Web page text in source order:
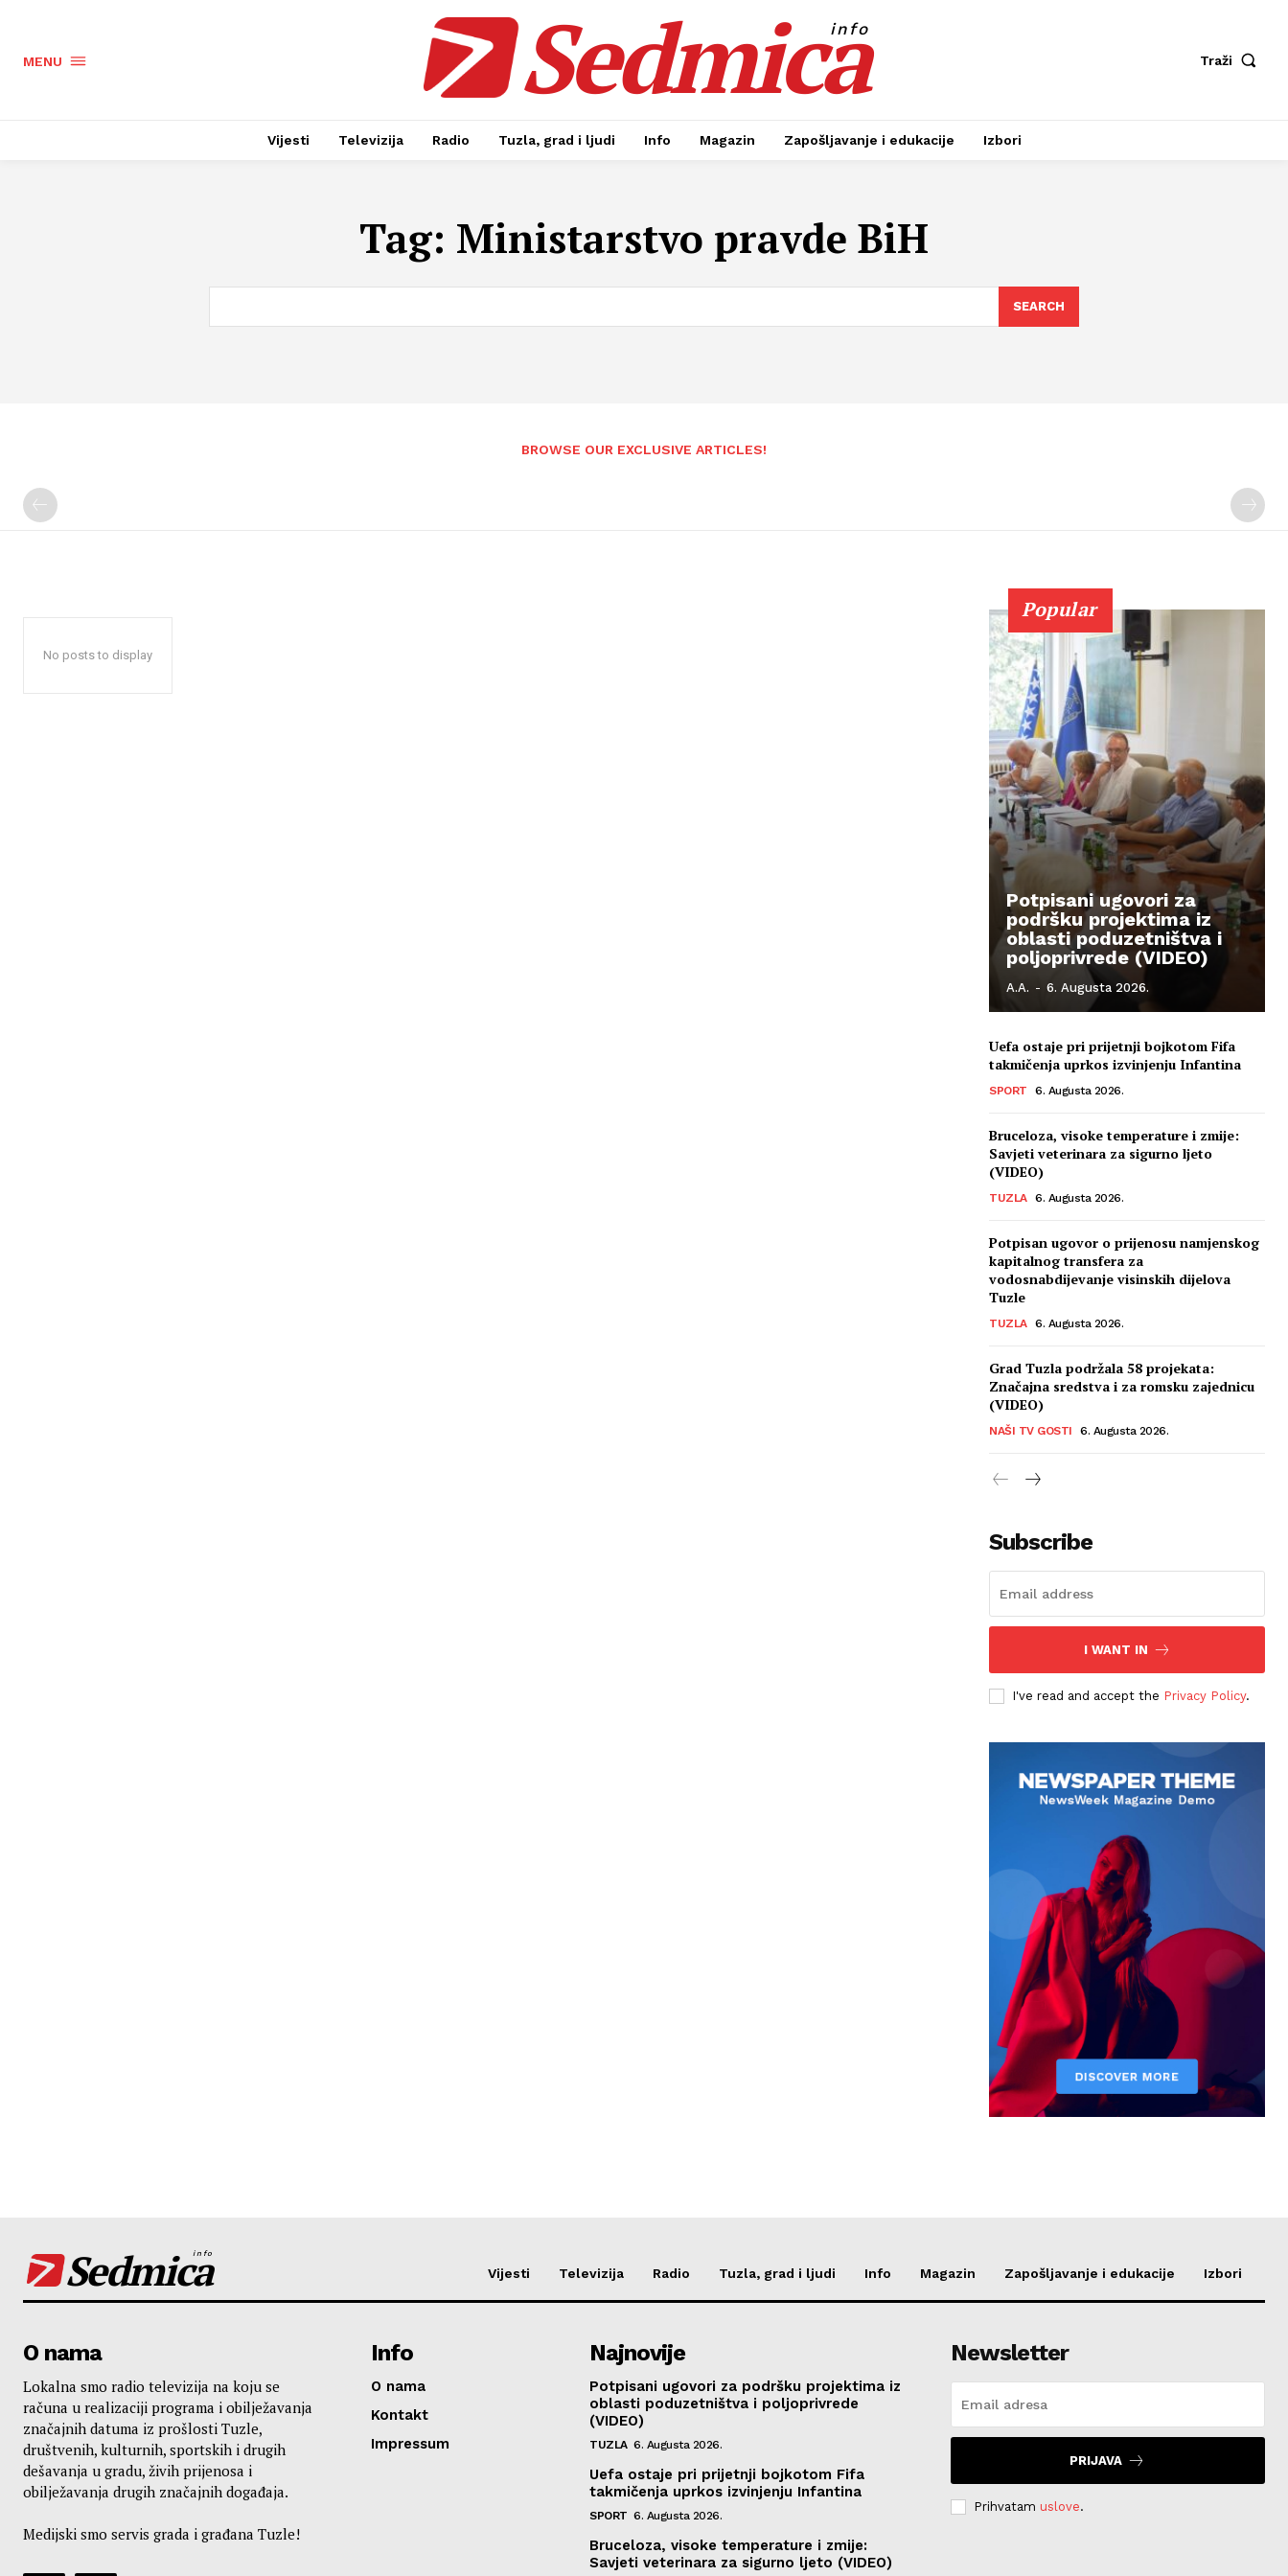
MENU Sedmica
info
Traži
Vijesti Televizija Radio Tuzla, grad i ljudi Info Magazin Zapošljavanje i edukacije Izbori
Tag: Ministarstvo pravde BiH
SEARCH
BROWSE OUR EXCLUSIVE ARTICLES!
No posts to display
Popular
Potpisani ugovori za
podršku projektima iz
oblasti poduzetništva i
poljoprivrede (VIDEO)
A.A. - 6. Augusta 2026.
Uefa ostaje pri prijetnji bojkotom Fifa
takmičenja uprkos izvinjenju Infantina
SPORT 6. Augusta 2026.
Bruceloza, visoke temperature i zmije:
Savjeti veterinara za sigurno ljeto
(VIDEO)
TUZLA 6. Augusta 2026.
Potpisan ugovor o prijenosu namjenskog
kapitalnog transfera za
vodosnabdijevanje visinskih dijelova
Tuzle
TUZLA 6. Augusta 2026.
Grad Tuzla podržala 58 projekata:
Značajna sredstva i za romsku zajednicu
(VIDEO)
NAŠI TV GOSTI 6. Augusta 2026.
Subscribe
I WANT IN
I've read and accept the Privacy Policy.
Sedmica
info
Vijesti Televizija Radio Tuzla, grad i ljudi Info Magazin Zapošljavanje i edukacije Izbori
O nama
Lokalna smo radio televizija na koju se
računa u realizaciji programa i obilježavanja
značajnih datuma iz prošlosti Tuzle,
društvenih, kulturnih, sportskih i drugih
dešavanja u gradu, živih prijenosa i
obilježavanja drugih značajnih događaja.
Medijski smo servis grada i građana Tuzle!
Info
O nama
Kontakt
Impressum
Najnovije
Potpisani ugovori za podršku projektima iz
oblasti poduzetništva i poljoprivrede
(VIDEO)
TUZLA 6. Augusta 2026.
Uefa ostaje pri prijetnji bojkotom Fifa
takmičenja uprkos izvinjenju Infantina
SPORT 6. Augusta 2026.
Bruceloza, visoke temperature i zmije:
Savjeti veterinara za sigurno ljeto (VIDEO)
Newsletter
PRIJAVA
Prihvatam uslove.